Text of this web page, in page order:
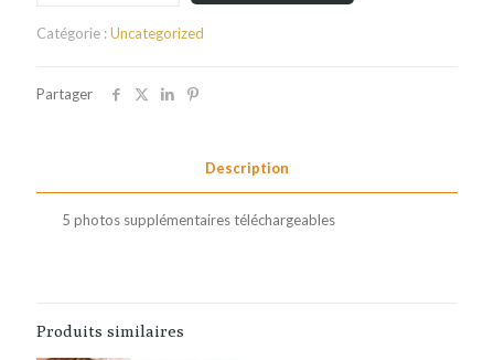
supplémentaires
Catégorie :Uncategorized
Partager
Description
5 photos supplémentaires téléchargeables
Produits similaires